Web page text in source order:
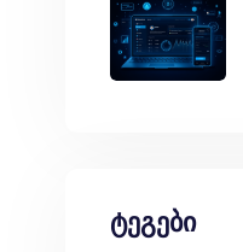
ტეგები